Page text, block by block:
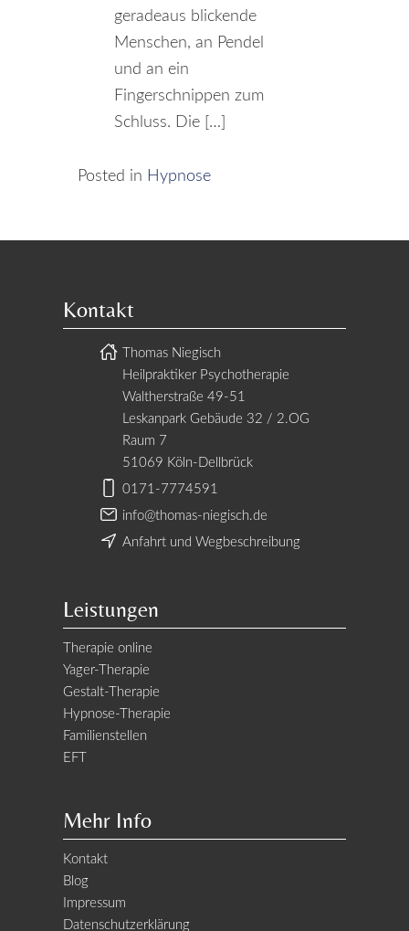
geradeaus blickende
Menschen, an Pendel
und an ein
Fingerschnippen zum
Schluss. Die […]
Posted in Hypnose
Kontakt
Thomas Niegisch
Heilpraktiker Psychotherapie
Waltherstraße 49-51
Leskanpark Gebäude 32 / 2.OG
Raum 7
51069 Köln-Dellbrück
0171-7774591
info@thomas-niegisch.de
Anfahrt und Wegbeschreibung
Leistungen
Therapie online
Yager-Therapie
Gestalt-Therapie
Hypnose-Therapie
Familienstellen
EFT
Mehr Info
Kontakt
Blog
Impressum
Datenschutzerklärung